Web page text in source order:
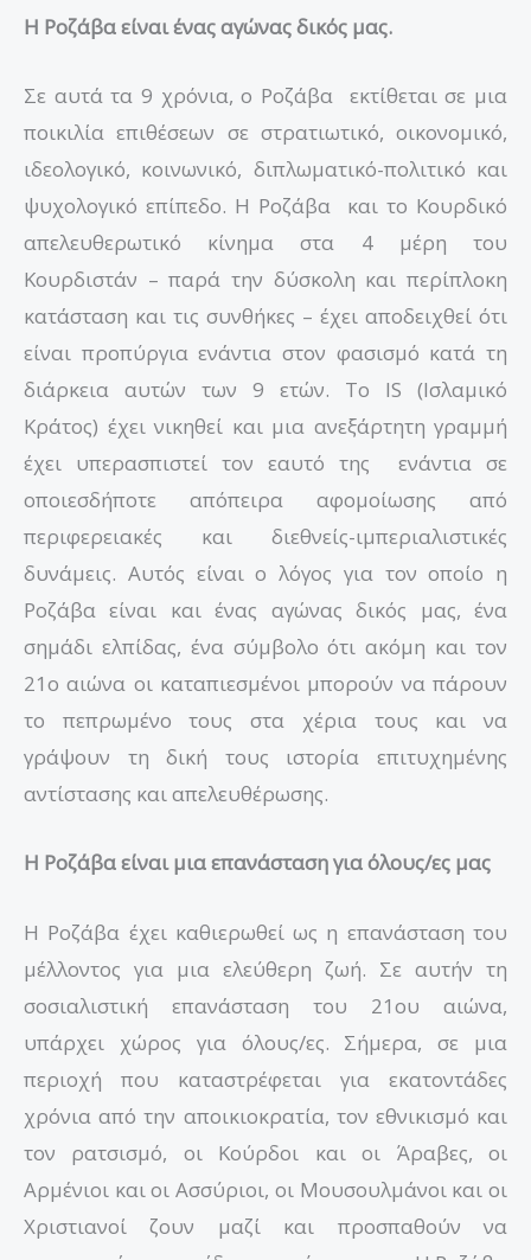
Η Ροζάβα είναι ένας αγώνας δικός μας.
Σε αυτά τα 9 χρόνια, ο Ροζάβα εκτίθεται σε μια
ποικιλία επιθέσεων σε στρατιωτικό, οικονομικό,
ιδεολογικό, κοινωνικό, διπλωματικό-πολιτικό και
ψυχολογικό επίπεδο. Η Ροζάβα και το Κουρδικό
απελευθερωτικό κίνημα στα 4 μέρη του
Κουρδιστάν – παρά την δύσκολη και περίπλοκη
κατάσταση και τις συνθήκες – έχει αποδειχθεί ότι
είναι προπύργια ενάντια στον φασισμό κατά τη
διάρκεια αυτών των 9 ετών. Το IS (Ισλαμικό
Κράτος) έχει νικηθεί και μια ανεξάρτητη γραμμή
έχει υπερασπιστεί τον εαυτό της ενάντια σε
οποιεσδήποτε απόπειρα αφομοίωσης από
περιφερειακές και διεθνείς-ιμπεριαλιστικές
δυνάμεις. Αυτός είναι ο λόγος για τον οποίο η
Ροζάβα είναι και ένας αγώνας δικός μας, ένα
σημάδι ελπίδας, ένα σύμβολο ότι ακόμη και τον
21ο αιώνα οι καταπιεσμένοι μπορούν να πάρουν
το πεπρωμένο τους στα χέρια τους και να
γράψουν τη δική τους ιστορία επιτυχημένης
αντίστασης και απελευθέρωσης.
Η Ροζάβα είναι μια επανάσταση για όλους/ες μας
Η Ροζάβα έχει καθιερωθεί ως η επανάσταση του
μέλλοντος για μια ελεύθερη ζωή. Σε αυτήν τη
σοσιαλιστική επανάσταση του 21ου αιώνα,
υπάρχει χώρος για όλους/ες. Σήμερα, σε μια
περιοχή που καταστρέφεται για εκατοντάδες
χρόνια από την αποικιοκρατία, τον εθνικισμό και
τον ρατσισμό, οι Κούρδοι και οι Άραβες, οι
Αρμένιοι και οι Ασσύριοι, οι Μουσουλμάνοι και οι
Χριστιανοί ζουν μαζί και προσπαθούν να